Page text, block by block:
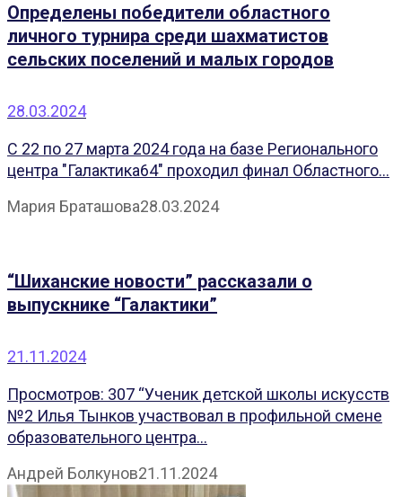
Определены победители областного
личного турнира среди шахматистов
сельских поселений и малых городов
28.03.2024
С 22 по 27 марта 2024 года на базе Регионального
центра "Галактика64" проходил финал Областного...
Мария Браташова28.03.2024
“Шиханские новости” рассказали о
выпускнике “Галактики”
21.11.2024
Просмотров: 307 “Ученик детской школы искусств
№2 Илья Тынков участвовал в профильной смене
образовательного центра...
Андрей Болкунов21.11.2024